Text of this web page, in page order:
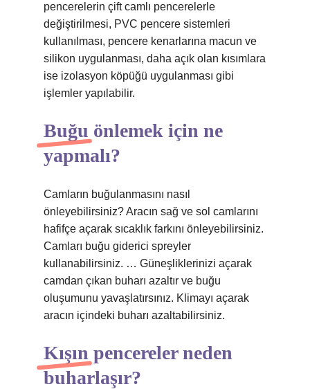
pencerelerin çift camlı pencerelerle
değiştirilmesi, PVC pencere sistemleri
kullanılması, pencere kenarlarına macun ve
silikon uygulanması, daha açık olan kısımlara
ise izolasyon köpüğü uygulanması gibi
işlemler yapılabilir.
Buğu önlemek için ne
yapmalı?
Camların buğulanmasını nasıl
önleyebilirsiniz? Aracın sağ ve sol camlarını
hafifçe açarak sıcaklık farkını önleyebilirsiniz.
Camları buğu giderici spreyler
kullanabilirsiniz. … Güneşliklerinizi açarak
camdan çıkan buharı azaltır ve buğu
oluşumunu yavaşlatırsınız. Klimayı açarak
aracın içindeki buharı azaltabilirsiniz.
Kışın pencereler neden
buharlaşır?